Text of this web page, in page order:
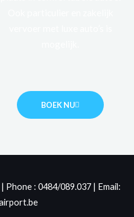
BOEK NU
Phone : 0484/089.037 | Email: